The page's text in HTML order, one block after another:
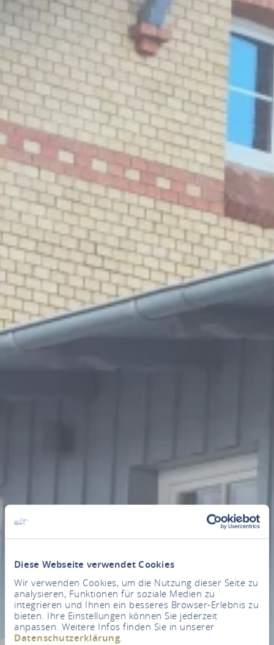
Diese Webseite verwendet Cookies
Wir verwenden Cookies, um die Nutzung dieser Seite zu
analysieren, Funktionen für soziale Medien zu
integrieren und Ihnen ein besseres Browser-Erlebnis zu
bieten. Ihre Einstellungen können Sie jederzeit
anpassen. Weitere Infos finden Sie in unserer
Datenschutzerklärung.